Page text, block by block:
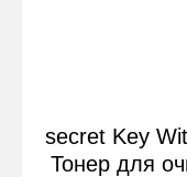
secret Key
Тонер для